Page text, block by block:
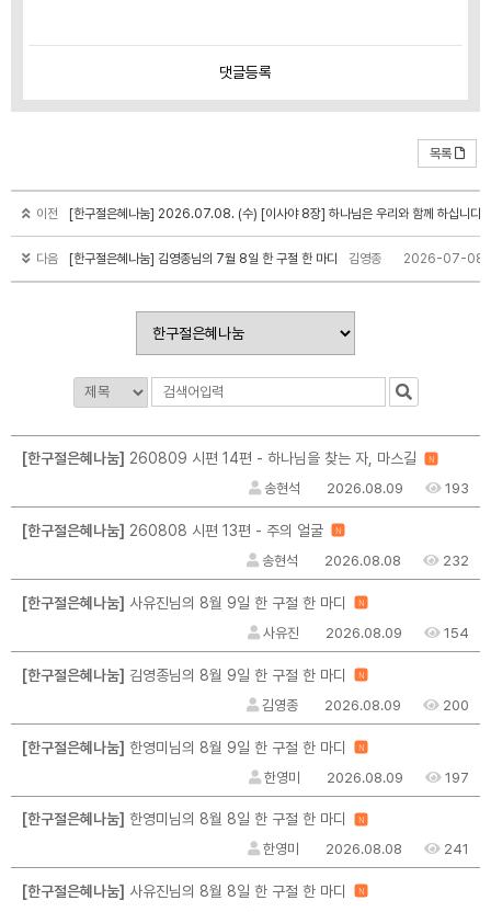
댓글등록
목록
이전 [한구절은혜나눔] 2026.07.08. (수) [이사야 8장] 하나님은 우리와 함께 하십니다.
2026-07-08
김영종
다음 [한구절은혜나눔] 김영종님의 7월 8일 한 구절 한 마디
[한구절은혜나눔] 260809 시편 14편 - 하나님을 찾는 자, 마스길 N
송현석 2026.08.09 193
[한구절은혜나눔] 260808 시편 13편 - 주의 얼굴 N
송현석 2026.08.08 232
[한구절은혜나눔] 사유진님의 8월 9일 한 구절 한 마디 N
사유진 2026.08.09 154
[한구절은혜나눔] 김영종님의 8월 9일 한 구절 한 마디 N
김영종 2026.08.09 200
[한구절은혜나눔] 한영미님의 8월 9일 한 구절 한 마디 N
한영미 2026.08.09 197
[한구절은혜나눔] 한영미님의 8월 8일 한 구절 한 마디 N
한영미 2026.08.08 241
[한구절은혜나눔] 사유진님의 8월 8일 한 구절 한 마디 N